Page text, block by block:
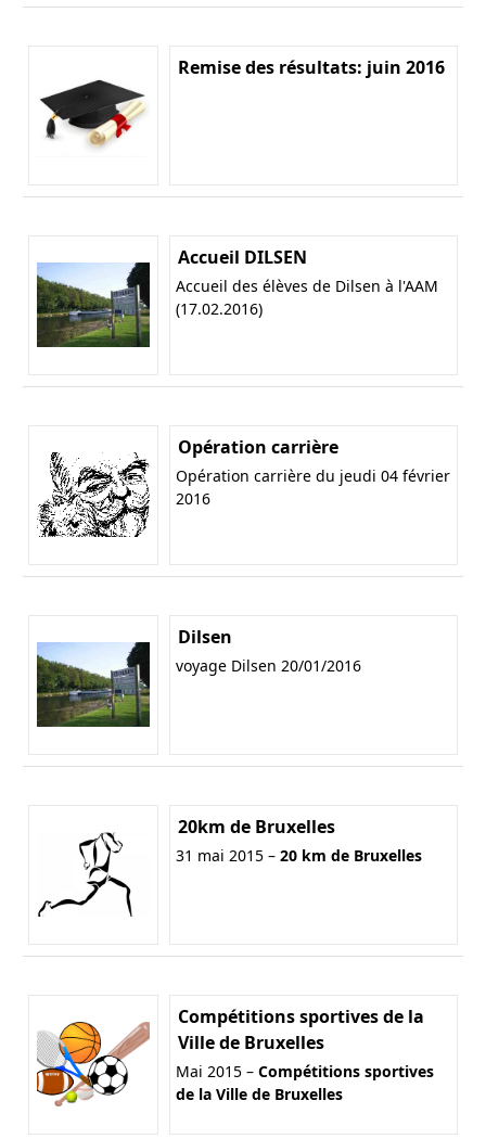
Remise des résultats: juin 2016
Accueil DILSEN
Accueil des élèves de Dilsen à l'AAM
(17.02.2016)
Opération carrière
Opération carrière du jeudi 04 février
2016
Dilsen
voyage Dilsen 20/01/2016
20km de Bruxelles
31 mai 2015 – 20 km de Bruxelles
Compétitions sportives de la
Ville de Bruxelles
Mai 2015 – Compétitions sportives
de la Ville de Bruxelles